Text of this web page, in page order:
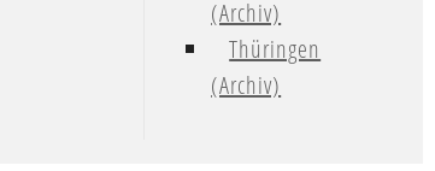
(Archiv)
Thüringen
(Archiv)